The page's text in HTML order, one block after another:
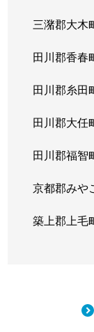
三潴郡大木
田川郡香春
田川郡糸田
田川郡大任
田川郡福智
京都郡みや
築上郡上毛